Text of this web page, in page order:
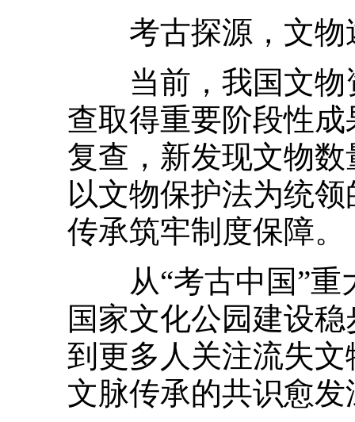
考古探源，文物
当前，我国文物
查取得重要阶段性成
复查，新发现文物
以文物保护法为统
传承筑牢制度保障。
从“考古中国”重
国家文化公园建设
到更多人关注流失
文脉传承的共识愈发